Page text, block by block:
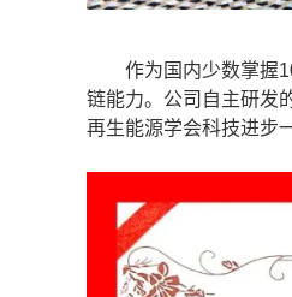
作为国内少数掌握
链能力。公司自主研发
再生能源学会科技进步